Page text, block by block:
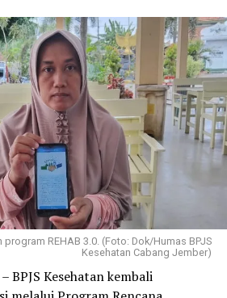
REHAB 3.0. (Foto: Dok/Humas BPJS
Kesehatan Cabang Jember)
BPJS Kesehatan kembali